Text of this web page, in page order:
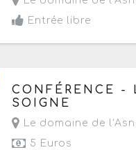
Entrée libre
Le jeudi 7 juin 2018 à
CONFÉRENCE -
SOIGNE
Le domaine de
5 Euros